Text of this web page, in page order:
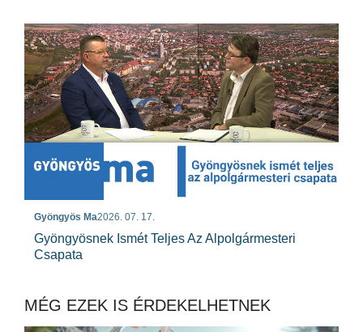
Gyöngyös Ma2026. 07. 17.
Gyöngyösnek Ismét Teljes Az Alpolgármesteri
Csapata
MÉG EZEK IS ÉRDEKELHETNEK